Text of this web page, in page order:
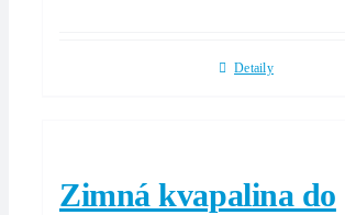
Detaily
Zimná kvapalina do